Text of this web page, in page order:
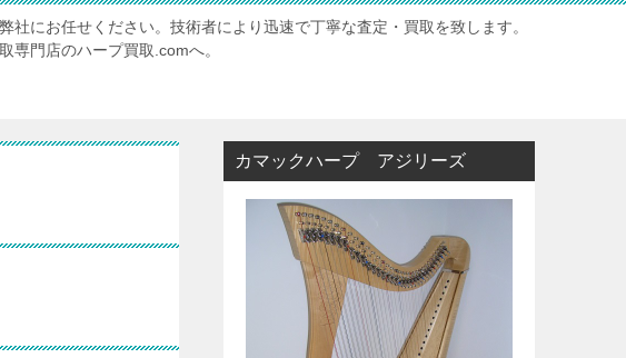
社にお任せください。技術者により迅速で丁寧な査定・買取を致します。
専門店のハープ買取.comへ。
カマックハープ アジリーズ